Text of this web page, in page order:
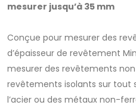
mesurer jusqu’à 35 mm
Conçue pour mesurer des
d’épaisseur de revêtement
mesurer des revêtements
revêtements isolants sur
l’acier ou des métaux non-